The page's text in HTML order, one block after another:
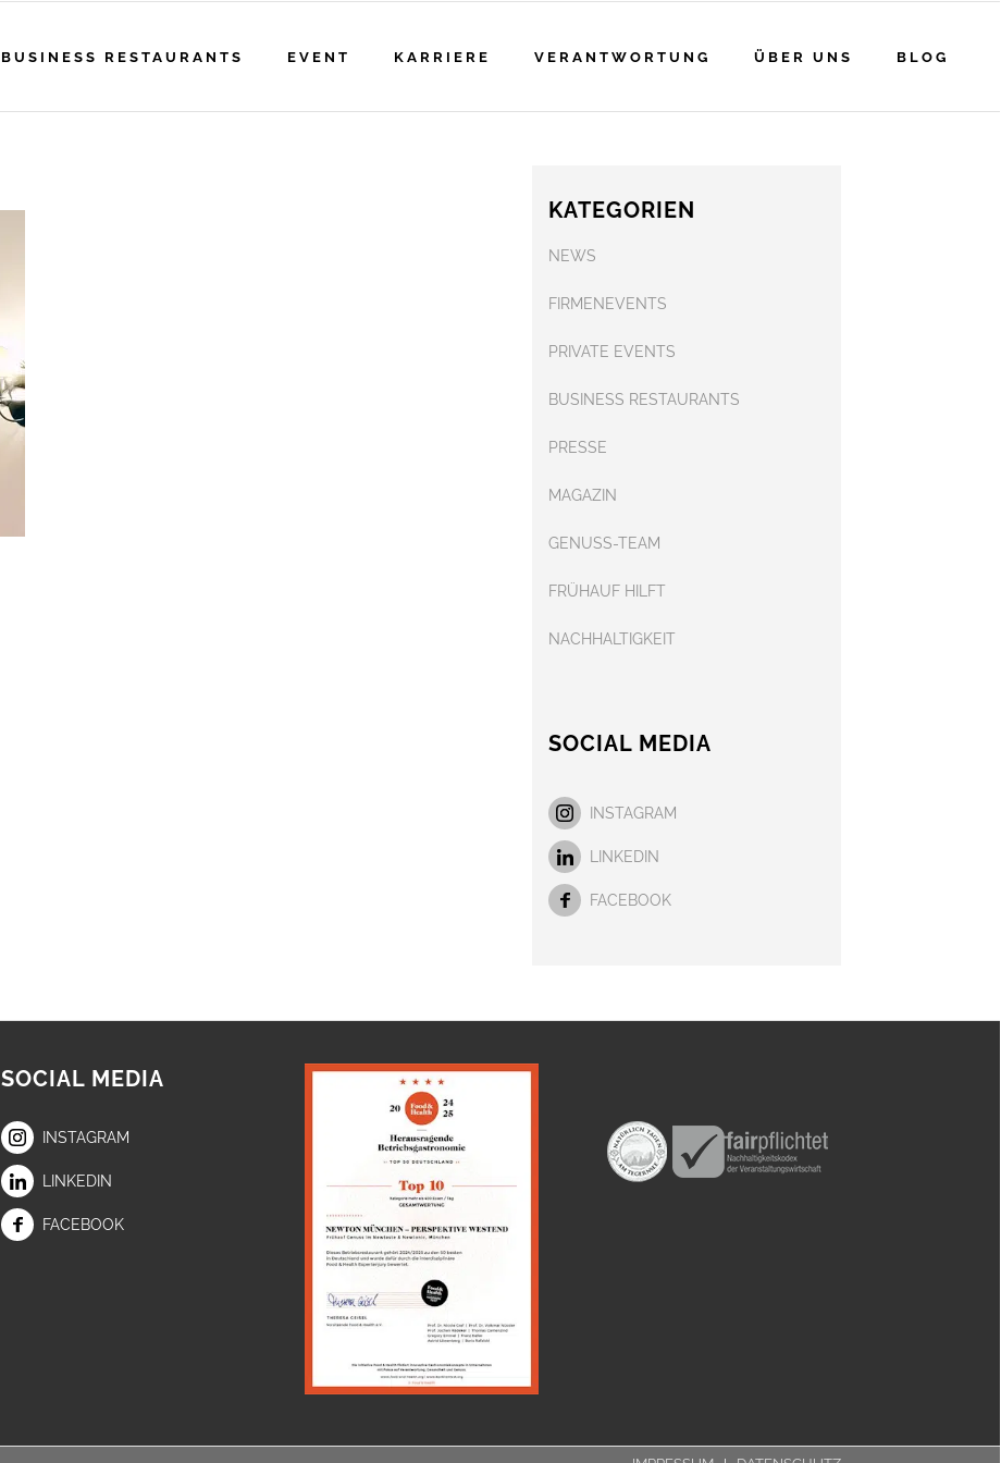
BUSINESS RESTAURANTS EVENT KARRIERE VERANTWORTUNG ÜBER UNS BLOG
KATEGORIEN
NEWS
FIRMENEVENTS
PRIVATE EVENTS
BUSINESS RESTAURANTS
PRESSE
MAGAZIN
GENUSS-TEAM
FRÜHAUF HILFT
NACHHALTIGKEIT
SOCIAL MEDIA
INSTAGRAM
LINKEDIN
FACEBOOK
SOCIAL MEDIA
INSTAGRAM
LINKEDIN
FACEBOOK